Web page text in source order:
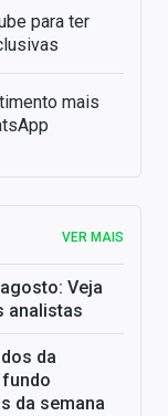
para ter
mais
VER MAIS
Veja
analistas
da
fundo
da semana